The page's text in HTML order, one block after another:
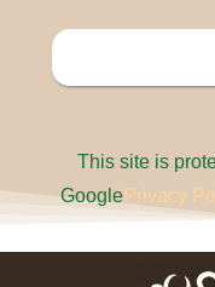
This site is
GooglePrivacy